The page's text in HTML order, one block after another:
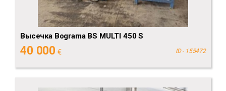
Высечка Bograma BS MULTI 450 S
40 000 € ID - 155472